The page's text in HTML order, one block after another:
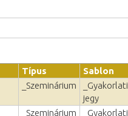
Típus Sablon
_Szeminárium
_Gyakorlati
jegy
_Szeminárium
_Gyakorlati